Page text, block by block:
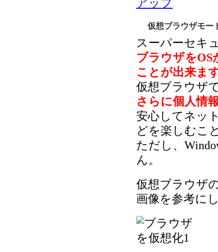
仮想ブラウザモー
スーパーセキ
ブラウザを
ことが出来ま
仮想ブラウザ
さらに個人情
安心してネッ
どを楽しむこ
ただし、
ん。
仮想ブラウザ
画像を参考に